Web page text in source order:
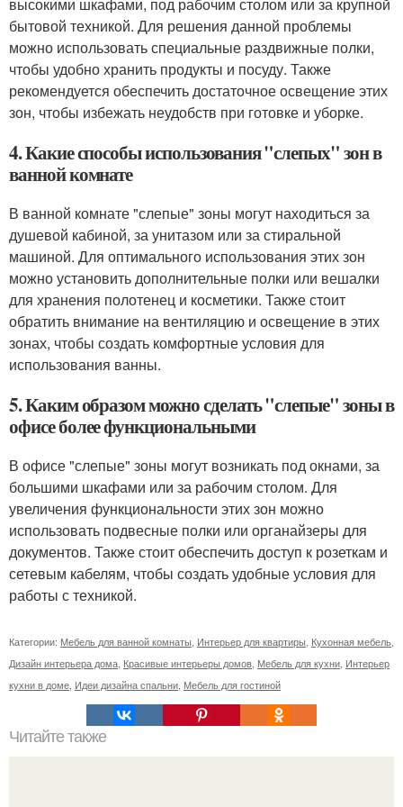
высокими шкафами, под рабочим столом или за крупной
бытовой техникой. Для решения данной проблемы
можно использовать специальные раздвижные полки,
чтобы удобно хранить продукты и посуду. Также
рекомендуется обеспечить достаточное освещение этих
зон, чтобы избежать неудобств при готовке и уборке.
4. Какие способы использования "слепых" зон в
ванной комнате
В ванной комнате "слепые" зоны могут находиться за
душевой кабиной, за унитазом или за стиральной
машиной. Для оптимального использования этих зон
можно установить дополнительные полки или вешалки
для хранения полотенец и косметики. Также стоит
обратить внимание на вентиляцию и освещение в этих
зонах, чтобы создать комфортные условия для
использования ванны.
5. Каким образом можно сделать "слепые" зоны в
офисе более функциональными
В офисе "слепые" зоны могут возникать под окнами, за
большими шкафами или за рабочим столом. Для
увеличения функциональности этих зон можно
использовать подвесные полки или органайзеры для
документов. Также стоит обеспечить доступ к розеткам и
сетевым кабелям, чтобы создать удобные условия для
работы с техникой.
Категории: Мебель для ванной комнаты, Интерьер для квартиры, Кухонная мебель,
Дизайн интерьера дома, Красивые интерьеры домов, Мебель для кухни, Интерьер
кухни в доме, Идеи дизайна спальни, Мебель для гостиной
Читайте также